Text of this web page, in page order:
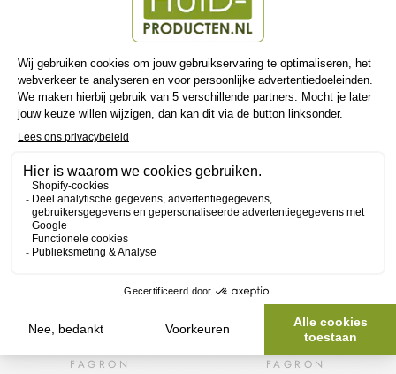
LEVOMENTHOL 1% IN
LANETTECREME FAGRON
FAGRON
€16,17 €14,95 Bespaar €1,22
LEVOMENTHOL 2% IN
LANETTECREME FAGRON
FAGRON
€15,73 €14,95 Bespaar €0,78
Aanbieding
VASELINE TUBE IN DOOS
FAGRON
Aanbieding
LANETTECREME MET 20%
VASELINE TUBE IN DOOS
FAGRON 100G
FAGRON